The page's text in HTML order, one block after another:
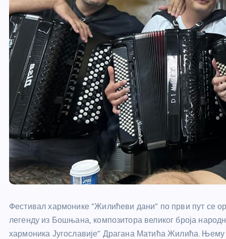
Фестивал хармонике “Жилићеви дани” по први пут се
легенду из Бошњана, композитора великог броја
хармоника Југославије” Драгана Матића Жилића.